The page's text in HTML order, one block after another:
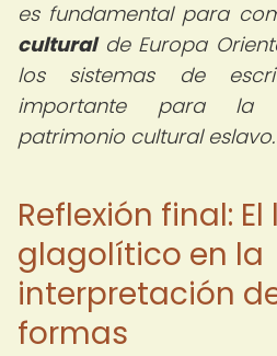
es fundamental para
culturalde Europa
los sistemas de
importante para la
patrimonio cultural eslavo.
Reflexión final:
glagolítico en la
interpretación
formas